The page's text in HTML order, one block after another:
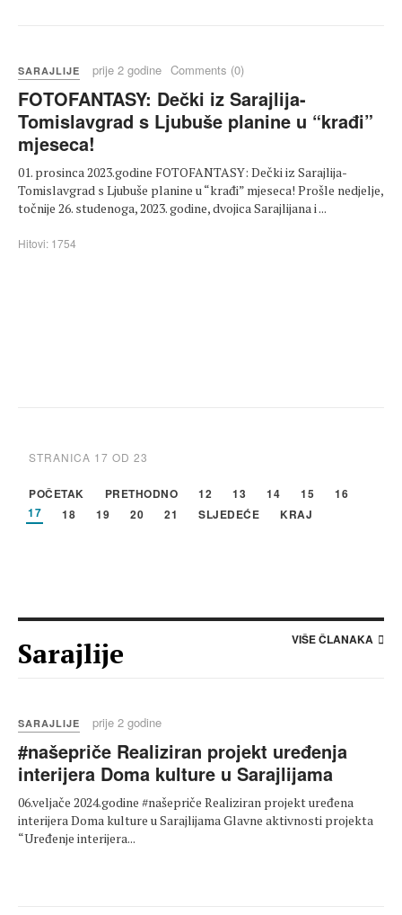
SARAJLIJE prije 2 godine Comments (0)
FOTOFANTASY: Dečki iz Sarajlija-
Tomislavgrad s Ljubuše planine u “krađi”
mjeseca!
01. prosinca 2023.godine FOTOFANTASY: Dečki iz Sarajlija-
Tomislavgrad s Ljubuše planine u “krađi” mjeseca! Prošle nedjelje,
točnije 26. studenoga, 2023. godine, dvojica Sarajlijana i ...
Hitovi: 1754
STRANICA 17 OD 23
POČETAK PRETHODNO 12 13 14 15
16
17
18 19 20 21 SLJEDEĆE KRAJ
Sarajlije VIŠE ČLANAKA
SARAJLIJE prije 2 godine
#našepriče Realiziran projekt uređenja
interijera Doma kulture u Sarajlijama
06.veljače 2024.godine #našepriče Realiziran projekt uređena
interijera Doma kulture u Sarajlijama Glavne aktivnosti projekta
“Uređenje interijera...